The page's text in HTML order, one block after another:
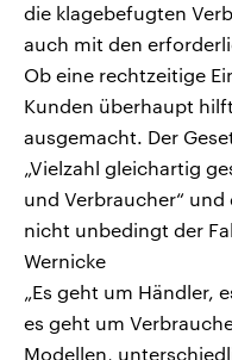
die klagebefugten
auch mit den
Ob eine rechtzeitige
Kunden überhaupt
ausgemacht. Der
„Vielzahl gleichartig
und Verbraucher“ und
nicht unbedingt der
Wernicke
„Es geht um Händler,
es geht um
Modellen,